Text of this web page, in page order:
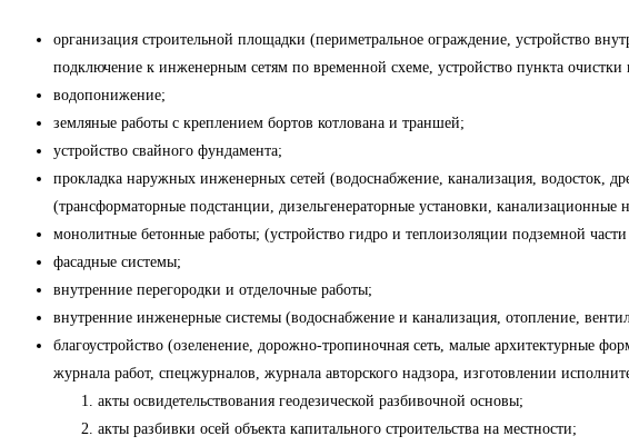
организация строительной площадки (периметральное ограждение, устройство
подключение к инженерным сетям по временной схеме, устройство пункта
водопонижение;
земляные работы с креплением бортов котлована и траншей;
устройство свайного фундамента;
прокладка наружных инженерных сетей (водоснабжение, канализация, водосток,
(трансформаторные подстанции, дизельгенераторные установки,
монолитные бетонные работы; (устройство гидро и теплоизоляции подземной
фасадные системы;
внутренние перегородки и отделочные работы;
внутренние инженерные системы (водоснабжение и канализация, отопление,
благоустройство (озеленение, дорожно-тропиночная сеть, малые архитектурные
журнала работ, спецжурналов, журнала авторского надзора, изготовлении
акты освидетельствования геодезической разбивочной основы;
акты разбивки осей объекта капитального строительства на местности;